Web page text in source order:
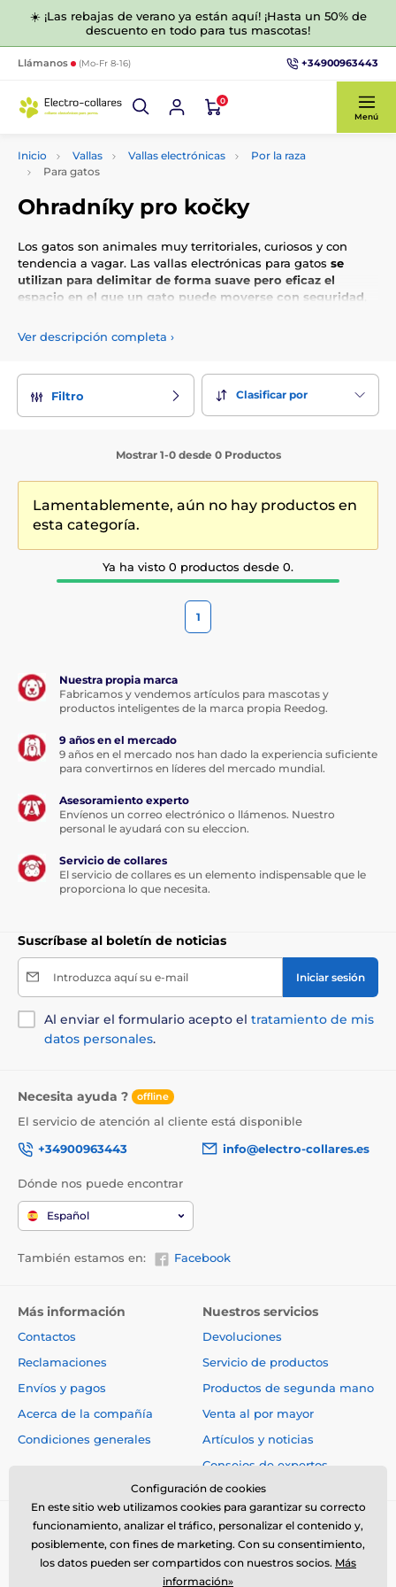
☀️ ¡Las rebajas de verano ya están aquí! ¡Hasta un 50% de
descuento en todo para tus mascotas!
Llámanos (Mo-Fr 8-16) +34900963443
0
Menú
Inicio Vallas Vallas electrónicas
Por la raza
Para gatos
Ohradníky pro kočky
Los gatos son animales muy territoriales, curiosos y con
tendencia a vagar. Las vallas electrónicas para gatos se
utilizan para delimitar de forma suave pero eficaz el
espacio en el que un gato puede moverse con seguridad
es evitar que se escape, que invada lugares peligrosos (por
ejemplo, carreteras) o que entre en propiedades vecinas de
A diferencia de las vallas para perros, estos
con un aviso acústico o un impulso muy débil para no
asustar al gato, sino guiarlo suavemente de vuelta a una
propietarios que quieren dar libertad a su gato pero
también se preocupan por su seguridad. Con una
animal con la valla, esta tecnología puede ser una solución
Ver descripción completa ›
Filtro Clasificar por
Mostrar 1-0 desde 0 Productos
Lamentablemente, aún no hay productos en
esta categoría.
Ya ha visto 0 productos desde 0.
1
Nuestra propia marca
Fabricamos y vendemos artículos para mascotas y
productos inteligentes de la marca propia Reedog.
9 años en el mercado
9 años en el mercado nos han dado la experiencia suficiente
para convertirnos en líderes del mercado mundial.
Asesoramiento experto
Envíenos un correo electrónico o llámenos. Nuestro
personal le ayudará con su eleccion.
Servicio de collares
El servicio de collares es un elemento indispensable que le
proporciona lo que necesita.
Suscríbase al boletín de noticias
Introduzca aquí su e-mail Iniciar sesión
Al enviar el formulario acepto el tratamiento de mis
datos personales.
Necesita ayuda ? offline
El servicio de atención al cliente está disponible
+34900963443
info@electro-collares.es
Dónde nos puede encontrar
Español
También estamos en: Facebook
Más información
Contactos
Reclamaciones
Envíos y pagos
Acerca de la compañía
Condiciones generales
Nuestros servicios
Devoluciones
Servicio de productos
Productos de segunda mano
Venta al por mayor
Artículos y noticias
Consejos de expertos
Configuración de cookies
En este sitio web utilizamos cookies para garantizar su correcto
funcionamiento, analizar el tráfico, personalizar el contenido y,
posiblemente, con fines de marketing. Con su consentimiento,
los datos pueden ser compartidos con nuestros socios. Más
información»